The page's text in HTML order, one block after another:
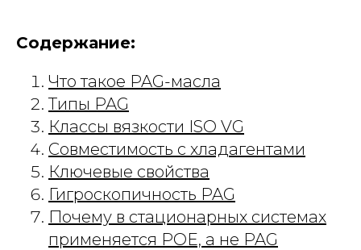
Содержание:
Что такое PAG-масла
Типы PAG
Классы вязкости ISO VG
Совместимость с хладагентами
Ключевые свойства
Гигроскопичность PAG
Почему в стационарных системах
применяется POE, а не PAG